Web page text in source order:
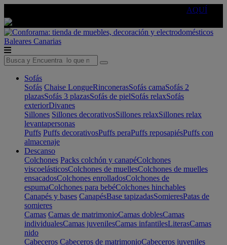
AQUÍ
Baleares Canarias
Sofás
Sofás Chaise LongueRinconerasSofás camaSofás 2
plazasSofás 3 plazasSofás de pielSofás relaxSofás
exteriorDivanes
Sillones Sillones decorativosSillones relaxSillones relax
levantapersonas
Puffs Puffs decorativosPuffs peraPuffs reposapiésPuffs con
almacenaje
Descanso
Colchones Packs colchón y canapéColchones
viscoelásticosColchones de muellesColchones de muelles
ensacadosColchones enrolladosColchones de
espumaColchones para bebéColchones hinchables
Canapés y bases CanapésBase tapizadasSomieresPatas de
somieres
Camas Camas de matrimonioCamas doblesCamas
individualesCamas juvenilesCamas infantilesLiterasCamas
nido
Cabeceros Cabeceros de matrimonioCabeceros juveniles